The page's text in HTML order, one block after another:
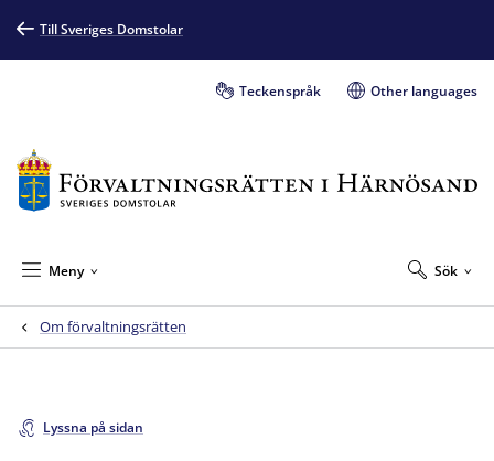
Till Sveriges Domstolar
Teckenspråk Other languages
Sök
Meny
Om förvaltningsrätten
Lyssna på sidan